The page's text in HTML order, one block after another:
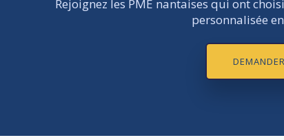
Rejoignez les PME nantaises qui ont
personnalisée